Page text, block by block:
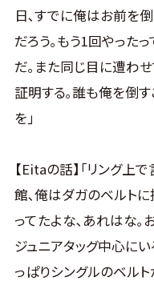
日､すでに俺はお前を
だろう｡もう1回やった
だ｡また同じ目に遭わ
証明する｡誰も俺を倒
を｣
【Eitaの話】｢リング上
館､俺はダガのベルト
ってたよな､あれはな｡
ジュニアタッグ中心に
っぱりシングルのベル